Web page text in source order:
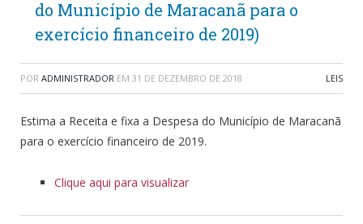
do Município de Maracanã para o
exercício financeiro de 2019)
POR ADMINISTRADOR EM 31 DE DEZEMBRO DE 2018 LEIS
Estima a Receita e fixa a Despesa do Município de Maracanã
para o exercício financeiro de 2019.
Clique aqui para visualizar